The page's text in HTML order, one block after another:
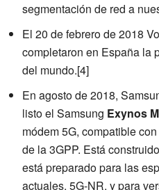
segmentación de red a
El 20 de febrero de 2018
completaron en España la
del mundo.[4]
En agosto de 2018,
listo el Samsung Exynos
módem 5G, compatible
de la 3GPP. Está
está preparado para las
actuales, 5G-NR, y para